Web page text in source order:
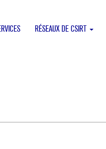
RÉSEAUX DE CSIRT